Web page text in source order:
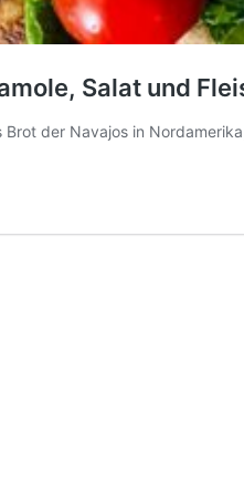
Salat und
der Navajos in